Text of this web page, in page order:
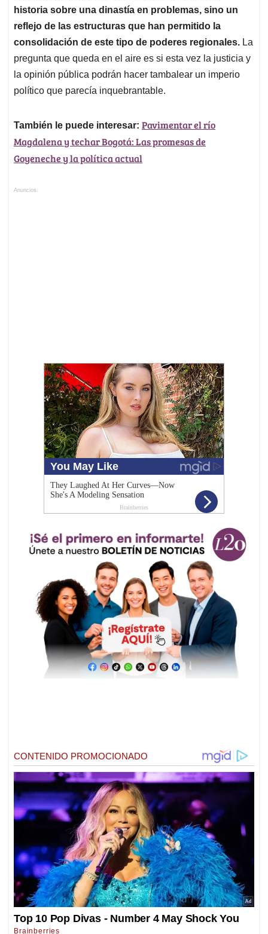
historia sobre una dinastía en problemas, sino un
reflejo de las estructuras que han permitido la
consolidación de este tipo de poderes regionales. La
pregunta que queda en el aire es si esta vez la justicia y
la opinión pública podrán hacer tambalear un imperio
político que parecía inquebrantable.
También le puede interesar: Pavimentar el río
Magdalena y techar Bogotá: Las promesas de
Goyeneche y la política actual
Anuncios.